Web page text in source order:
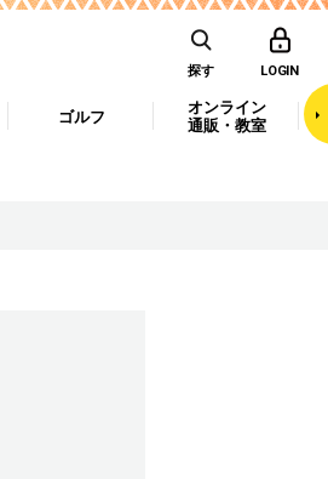
探す LOGIN
ゴルフ
オンライン
通販・教室